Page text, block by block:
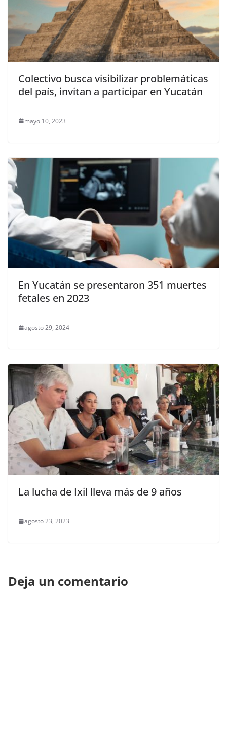
Colectivo busca visibilizar problemáticas
del país, invitan a participar en Yucatán
mayo 10, 2023
En Yucatán se presentaron 351 muertes
fetales en 2023
agosto 29, 2024
La lucha de Ixil lleva más de 9 años
agosto 23, 2023
Deja un comentario